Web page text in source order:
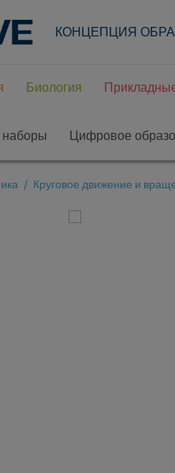
КОНЦЕПЦИЯ
Биология
Цифровое
Круговое движение и